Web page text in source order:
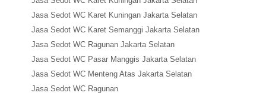
Jasa Sedot WC Karet Kuningan Jakarta Selatan
Jasa Sedot WC Karet Semanggi Jakarta Selatan
Jasa Sedot WC Ragunan Jakarta Selatan
Jasa Sedot WC Pasar Manggis Jakarta Selatan
Jasa Sedot WC Menteng Atas Jakarta Selatan
Jasa Sedot WC Ragunan